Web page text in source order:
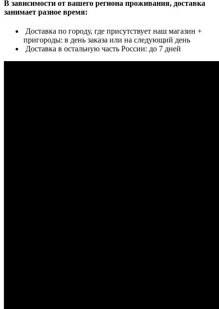
В зависимости от вашего региона проживания, доставка
занимает разное время:
Доставка по городу, где присутствует наш магазин +
пригороды: в день заказа или на следующий день
Доставка в остальную часть России: до 7 дней